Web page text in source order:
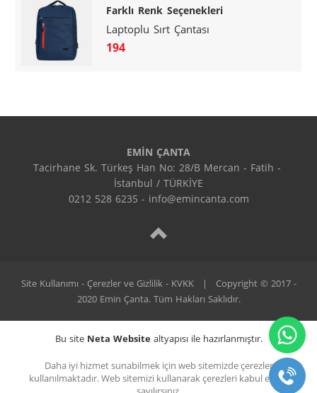
Farklı Renk Seçenekleri
Laptoplu Sırt Çantası
194
EMİN ÇANTA
Tacirhane Sk. Türkeş Han No: 28/B Mercan - Fatih -
İstanbul / TÜRKİYE
0212 528 6235 - info@emincanta.com
Site Kullanımı - Çerezler ve Gizlilik - KVKK |
Copyright © 2017 -
2020 Emin Çanta. Tüm Hakları Saklıdır.
Bu site Neta Websitealtyapısı ile hazırlanmıştır.
Daha iyi hizmet sunabilmek için web sitemizde çerezler
kullanılmaktadır. Web sitemizi kullanarak çerezleri kabul etmiş